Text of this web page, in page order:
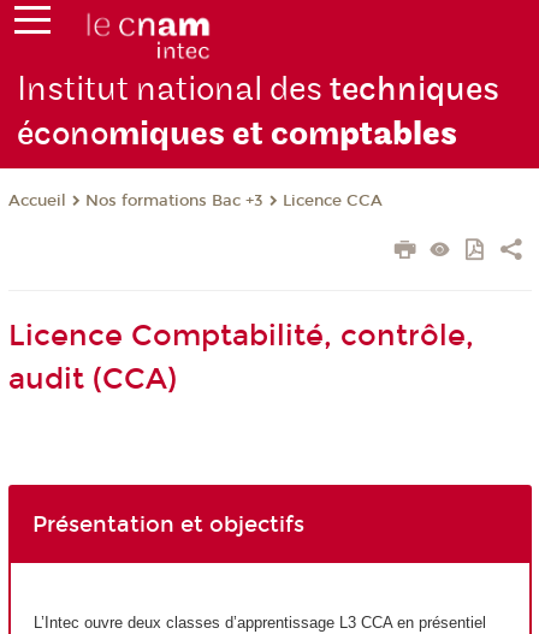
Institut national destechniques
économiques et comptables
Accueil Nos formations Bac +3 Licence CCA
Licence Comptabilité, contrôle,
audit (CCA)
Présentation et objectifs
L’Intec ouvre deux classes d’apprentissage L3 CCA en présentiel